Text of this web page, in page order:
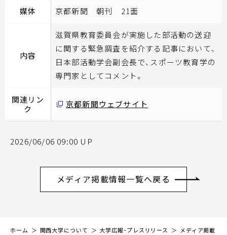
媒体 京都新聞 朝刊 21面
内容
滋賀県教育委員会が実施した部活動の送迎
に関する緊急調査を紹介する記事において、
日本部活動学会副会長で、スポーツ教育学の
専門家としてコメント。
関連リン
ク
京都新聞ウェブサイト
2026/06/06 09:00 UP
メディア掲載情報一覧へ戻る
ホーム 関西大学について 大学広報・プレスリリース
メディア掲載